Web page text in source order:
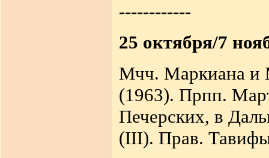
------------
25 октября/7
Мчч. Маркиана и
(1963). Прпп.
Печерских, в
(III). Прав.